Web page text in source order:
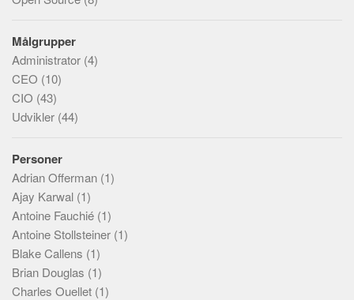
Målgrupper
Administrator (4)
CEO (10)
CIO (43)
Udvikler (44)
Personer
Adrian Offerman (1)
Ajay Karwal (1)
Antoine Fauchié (1)
Antoine Stollsteiner (1)
Blake Callens (1)
Brian Douglas (1)
Charles Ouellet (1)